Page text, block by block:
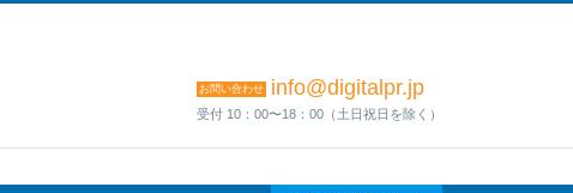
お問い合わせ info@digitalpr.jp
受付 10：00〜18：00（土日祝日を除く）